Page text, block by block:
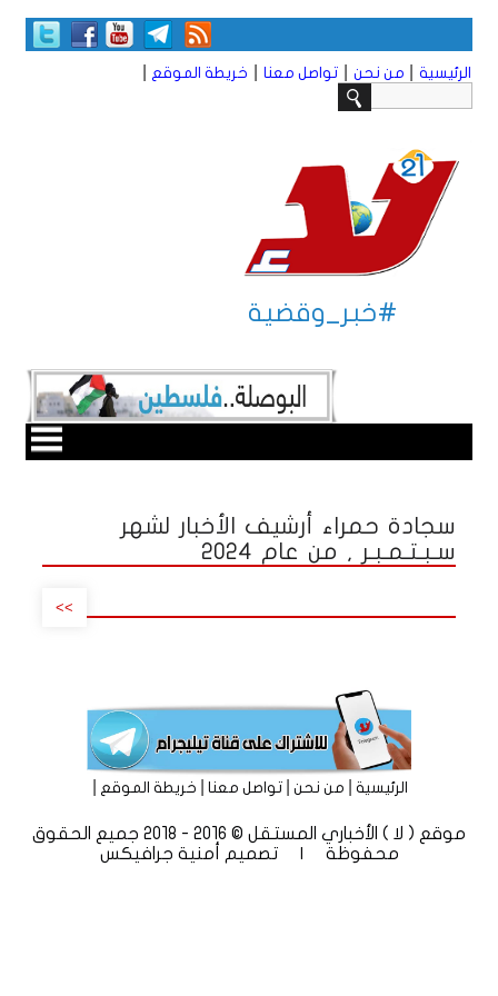
الرئيسية من نحن تواصل معنا خريطة الموقع
#خبر_وقضية
سجادة حمراء أرشيف الأخبار لشهر
سـبـتـمـبـر , من عام 2024
>>
الرئيسية|من نحن|تواصل معنا|خريطة الموقع
موقع ( لا ) الأخباري المستقل © 2016 - 2018 جميع الحقوق
محفوظة | تصميم
أمنية جرافيكس